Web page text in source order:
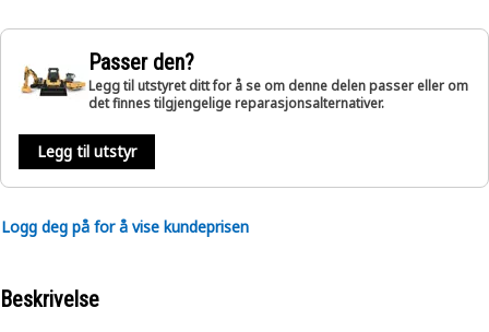
Passer den?
Legg til utstyret ditt for å se om denne delen passer eller om
det finnes tilgjengelige reparasjonsalternativer.
Legg til utstyr
Logg deg på for å vise kundeprisen
Beskrivelse